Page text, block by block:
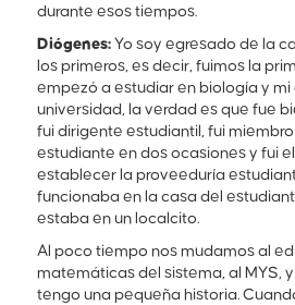
durante esos tiempos.
Diógenes: Yo soy egresado de la
los primeros, es decir, fuimos la
empezó a estudiar en biología y mi
universidad, la verdad es que fue
fui dirigente estudiantil, fui
estudiante en dos ocasiones y fui
establecer la proveeduría
funcionaba en la casa del
estaba en un localcito.
Al poco tiempo nos mudamos al
matemáticas del sistema, al MYS,
tengo una pequeña historia.